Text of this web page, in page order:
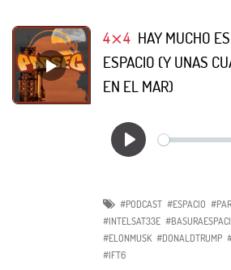
4⨯4 HAY MUCHO
ESPACIO (Y UNAS
EN EL MAR)
#PODCAST #ESPACIO
#INTELSAT33E
#ELONMUSK #DONALDTRUMP
#IFT6